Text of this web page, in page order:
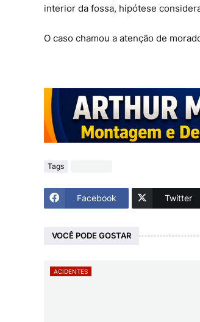
interior da fossa, hipótese
O caso chamou a atenção de
Tags
Facebook Twitter
VOCÊ PODE GOSTAR
ACIDENTES